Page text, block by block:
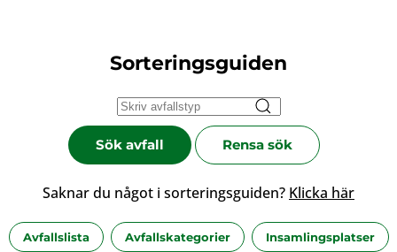
Sorteringsguiden
Sök avfall Rensa sök
Saknar du något i sorteringsguiden? Klicka här
Avfallslista Avfallskategorier Insamlingsplatser